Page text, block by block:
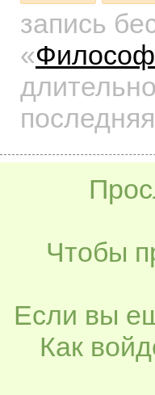
запись
«
Чтобы
Если вы
Как